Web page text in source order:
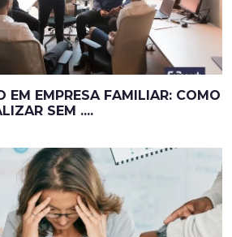
EM EMPRESA FAMILIAR: COMO
SEM ....